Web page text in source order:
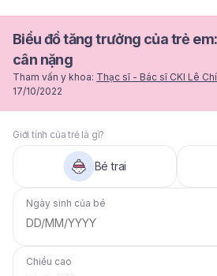
Biểu đồ tăng trưởng của trẻ
cân nặng
Tham vấn y khoa: Thạc sĩ - Bác sĩ CKI Lê
17/10/2022
Giới tính của trẻ là gì?
Bé trai
Ngày sinh của bé
DD/MM/YYYY
Chiều cao